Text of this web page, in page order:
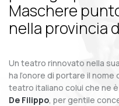
Maschere
nella provincia
Un teatro rinnovato nella
ha l’onore di portare il
teatro italiano colui che ne
De Filippo, per gentile